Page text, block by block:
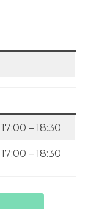
17:00 – 18:30
17:00 – 18:30